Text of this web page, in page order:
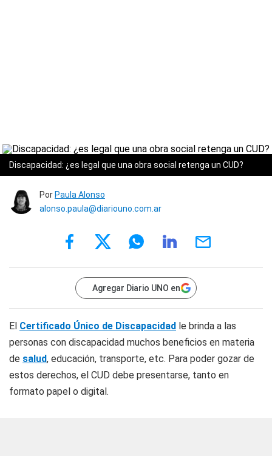
Discapacidad: ¿es legal que una obra social retenga un CUD?
Por Paula Alonso
alonso.paula@diariouno.com.ar
Agregar Diario UNO en
El Certificado Único de Discapacidad le brinda a las
personas con discapacidad muchos beneficios en materia
de salud, educación, transporte, etc. Para poder gozar de
estos derechos, el CUD debe presentarse, tanto en
formato papel o digital.